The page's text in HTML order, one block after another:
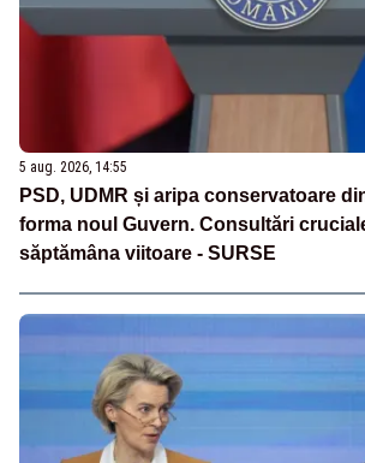
5 aug. 2026, 14:55
PSD, UDMR și aripa conservatoare
forma noul Guvern. Consultări
săptămâna viitoare - SURSE